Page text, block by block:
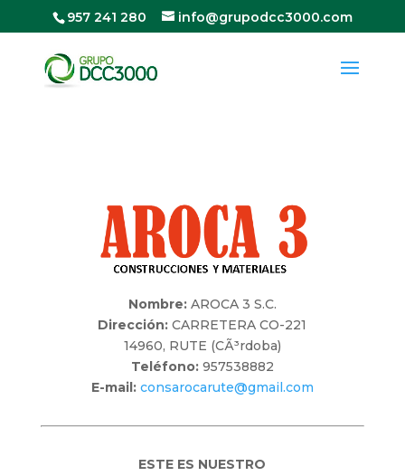
957 241 280 info@grupodcc3000.com
Nombre:AROCA 3 S.C.
Dirección:CARRETERA CO-221
14960, RUTE (CÃ³rdoba)
Teléfono: 957538882
E-mail: consarocarute@gmail.com
ESTE ES NUESTRO